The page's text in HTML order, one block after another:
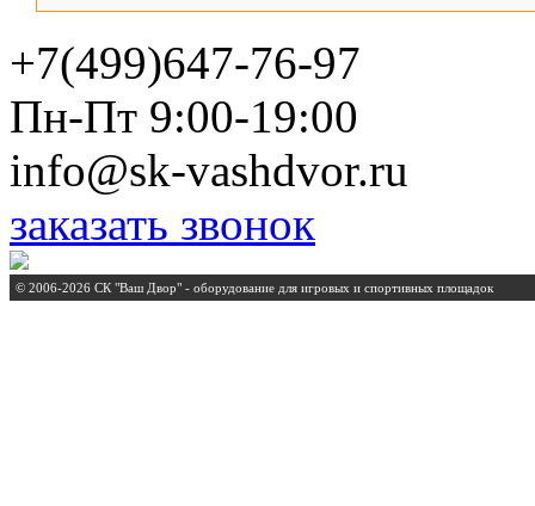
+7(499)647-76-97
Пн-Пт 9:00-19:00
info@sk-vashdvor.ru
заказать звонок
© 2006-2026 СК "Ваш Двор" - оборудование для игровых и спортивных площадок